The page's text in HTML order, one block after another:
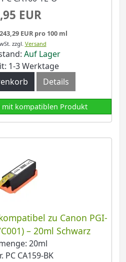
EUR
EUR pro 100 ml
zzgl. Versand
Auf Lager
1-3 Werktage
Details
mit kompatiblen Produkt
zu Canon PGI-
– 20ml Schwarz
20ml
PC CA159-BK